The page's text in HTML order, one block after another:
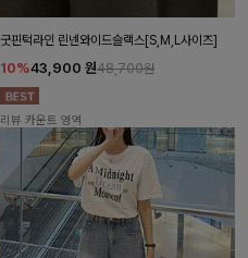
굿핀턱라인 린넨와이드슬랙스[S,M,L사이즈]
10%43,900 원48,700원
리뷰 카운트 영역